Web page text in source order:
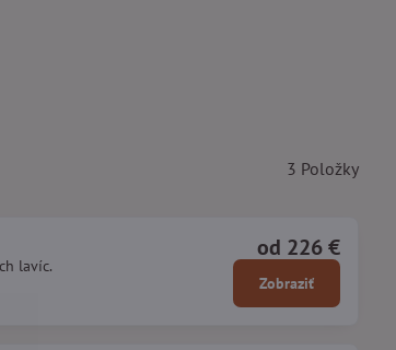
3 Položky
lavíc.
od 226 €
Zobraziť